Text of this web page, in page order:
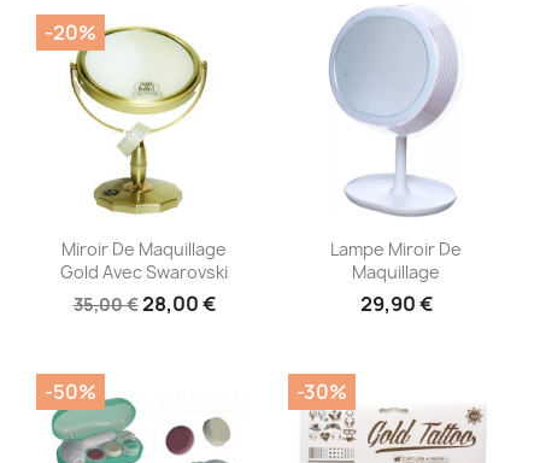
Aperçu rapide
Miroir De Maquillage
Gold Avec Swarovski
35,00 €28,00 €
-20%
Aperçu rapide
Lampe Miroir De
Maquillage
29,90 €
-50% -30%